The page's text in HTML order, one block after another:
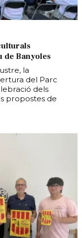
Banyoles
la
del Parc
dels
propostes de